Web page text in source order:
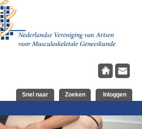
Snel naar Zoeken Inloggen